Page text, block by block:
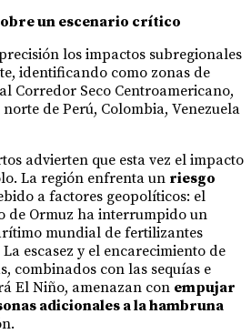
un escenario crítico
los impactos subregionales
identificando como zonas de
Corredor Seco Centroamericano,
de Perú, Colombia, Venezuela
advierten que esta vez el impacto
La región enfrenta un riesgo
a factores geopolíticos: el
de Ormuz ha interrumpido un
mundial de fertilizantes
escasez y el encarecimiento de
combinados con las sequías e
El Niño, amenazan con empujar
adicionales a la hambruna